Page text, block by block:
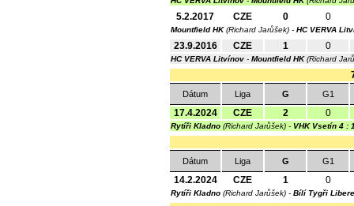
5.2.2017 CZE 0 0
Mountfield HK(Richard Jarůšek) - HC VERVA
23.9.2016 CZE 1 0
HC VERVA Litvínov - Mountfield HK(Richard
Dátum Liga G G1
17.4.2024 CZE 2 0
Rytíři Kladno (Richard Jarůšek) - VHK Vsetín 4 :
Dátum Liga G G1
14.2.2024 CZE 1 0
Rytíři Kladno (Richard Jarůšek) - Bílí Tygři